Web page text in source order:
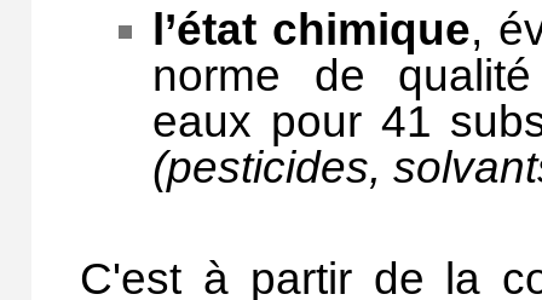
l’état chimique,
norme de
eaux pour 41
(pesticides,
C'est à partir de la